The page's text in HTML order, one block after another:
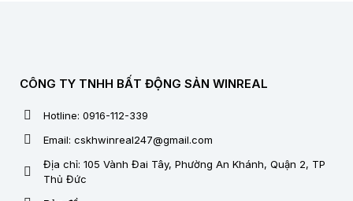
CÔNG TY TNHH BẤT ĐỘNG SẢN WINREAL
Hotline: 0916-112-339
Email: cskhwinreal247@gmail.com
Địa chỉ: 105 Vành Đai Tây, Phường An Khánh, Quận 2, TP
Thủ Đức